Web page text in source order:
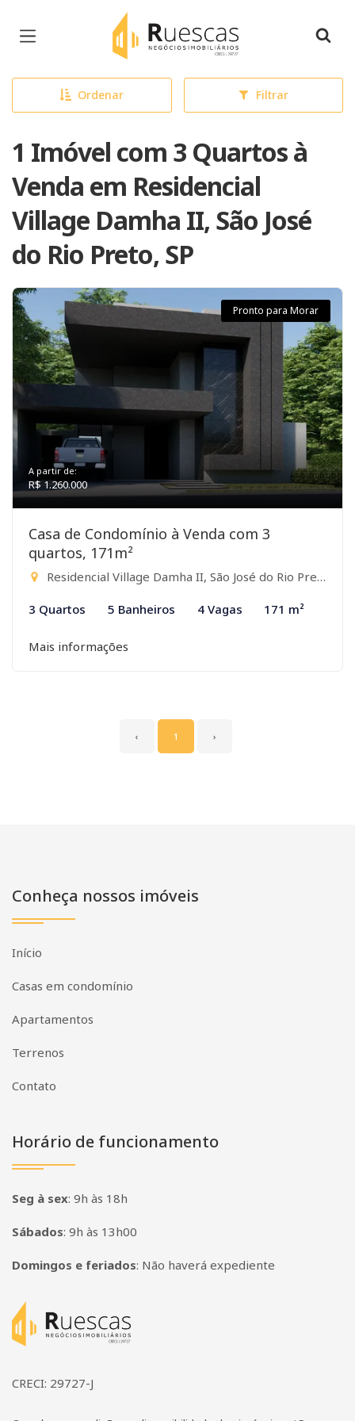
Página inicial
Ordenar Filtrar
1 Imóvel com 3 Quartos à
Venda em Residencial
Village Damha II, São José
do Rio Preto, SP
Pronto para Morar
A partir de:
R$ 1.260.000
Casa de Condomínio à Venda com 3
quartos, 171m²
Residencial Village Damha II, São José do Rio Preto-SP
3 Quartos 5 Banheiros 4 Vagas 171 m²
Mais informações
‹ 1 ›
Conheça nossos imóveis
Início
Casas em condomínio
Apartamentos
Terrenos
Contato
Horário de funcionamento
Seg à sex: 9h às 18h
Sábados: 9h às 13h00
Domingos e feriados: Não haverá expediente
Página inicial
CRECI: 29727-J